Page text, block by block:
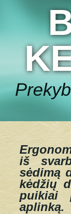
iš
sėdimą
kėdžių
puikiai
aplinką.